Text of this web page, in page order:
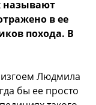
называют
в ее
похода. В
изгоем Людмила
бы ее просто